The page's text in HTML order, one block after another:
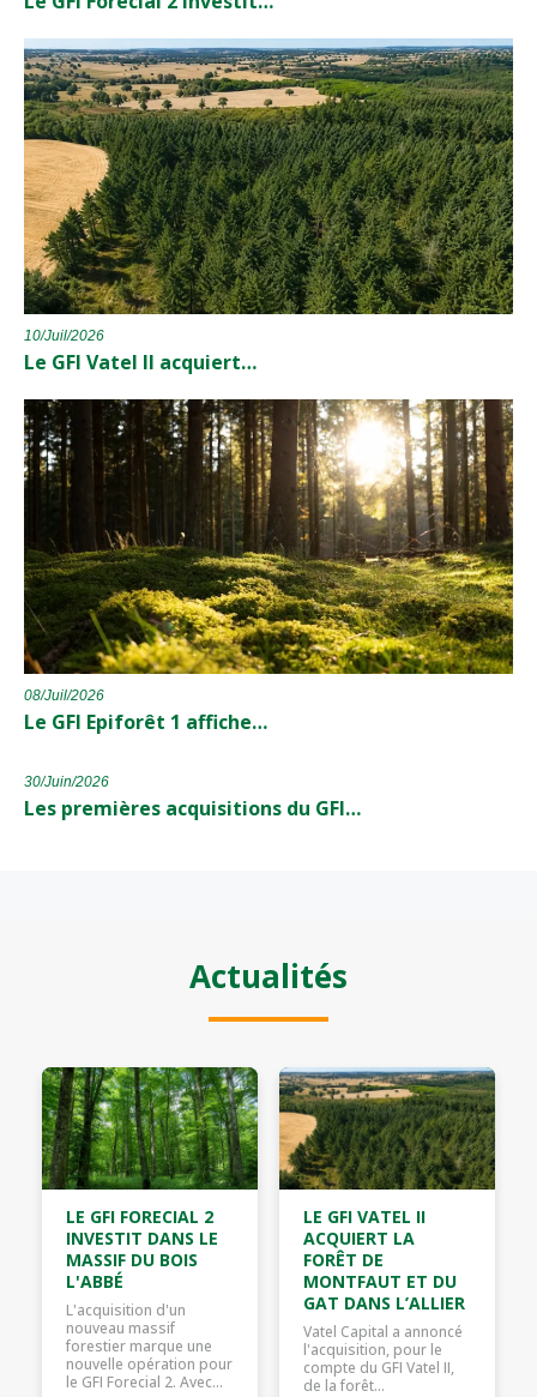
10/Juil/2026
Le GFI Vatel II acquiert…
08/Juil/2026
Le GFI Epiforêt 1 affiche…
30/Juin/2026
Les premières acquisitions du GFI…
Actualités
LE GFI FORECIAL 2
INVESTIT DANS LE
MASSIF DU BOIS
L'ABBÉ
L'acquisition d'un
nouveau massif
forestier marque une
nouvelle opération pour
le GFI Forecial 2. Avec…
LE GFI VATEL II
ACQUIERT LA
FORÊT DE
MONTFAUT ET DU
GAT DANS L’ALLIER
Vatel Capital a annoncé
l'acquisition, pour le
compte du GFI Vatel II,
de la forêt…